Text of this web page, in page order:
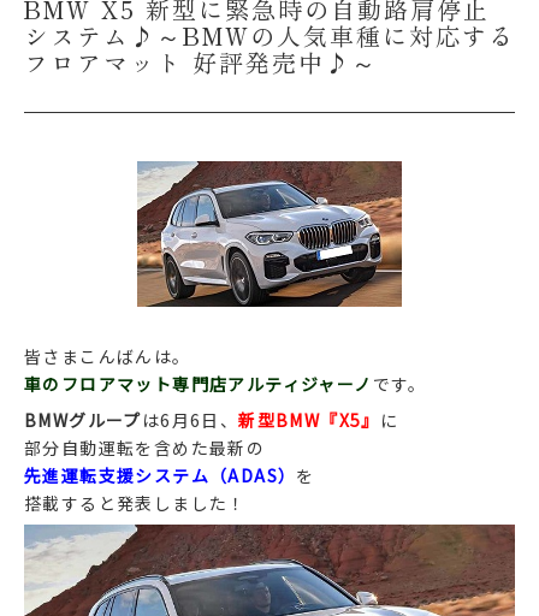
BMW X5 新型に緊急時の自動路肩停止
システム♪～BMWの人気車種に対応する
フロアマット 好評発売中♪～
皆さまこんばんは。
車のフロアマット専門店アルティジャーノ です。
BMWグループは6月6日、新型BMW『X5』 に
部分自動運転を含めた最新の
先進運転支援システム（ADAS） を
搭載すると発表しました！